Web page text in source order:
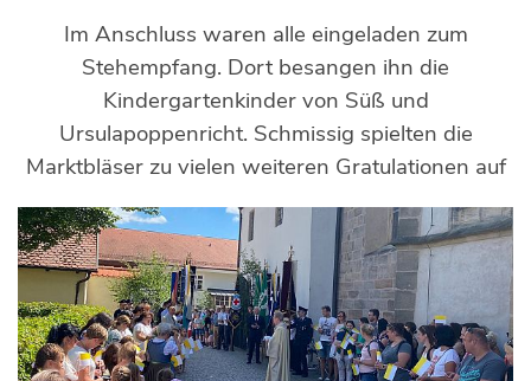
Im Anschluss waren alle eingeladen zum
Stehempfang. Dort besangen ihn die
Kindergartenkinder von Süß und
Ursulapoppenricht. Schmissig spielten die
Marktbläser zu vielen weiteren Gratulationen auf